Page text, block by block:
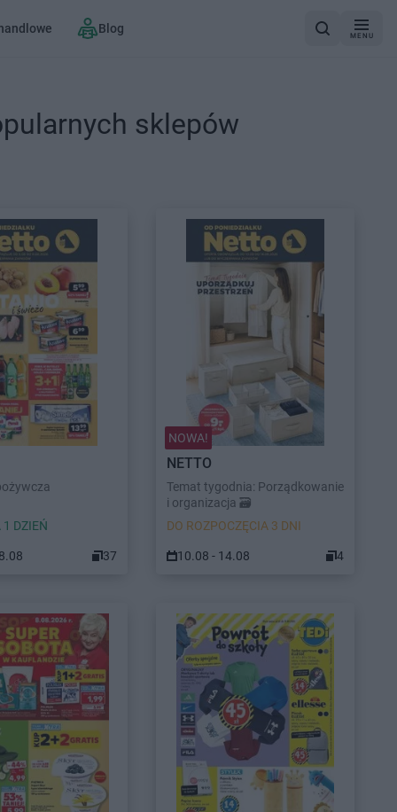
Blog
MENU
sklepów
1 DZIEŃ
37
NOWA!
NETTO
Temat tygodnia: Porządkowanie
i organizacja 🗃️
DO ROZPOCZĘCIA 3 DNI
10.08 - 14.08 4